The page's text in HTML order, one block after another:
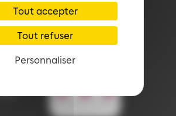
Tout accepter
Tout refuser
Personnaliser